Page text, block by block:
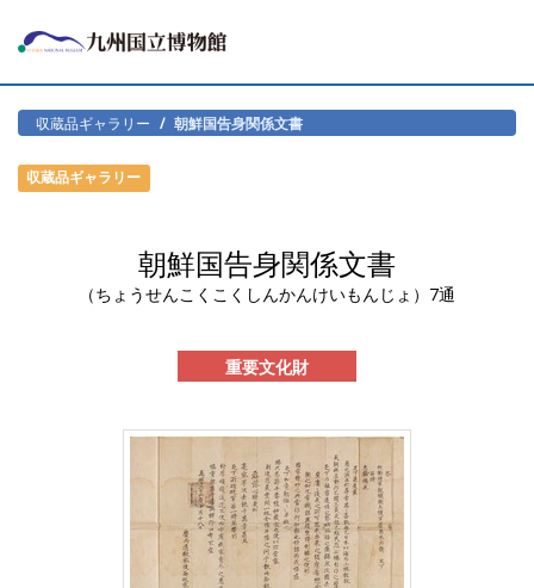
収蔵品ギャラリー 朝鮮国告身関係文書
収蔵品ギャラリー
朝鮮国告身関係文書
（ちょうせんこくこくしんかんけいもんじょ）7通
重要文化財